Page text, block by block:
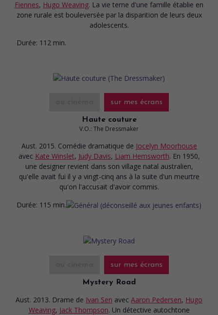
Fiennes, Hugo Weaving. La vie terne d'une famille établie en
zone rurale est bouleversée par la disparition de leurs deux
adolescents.
Durée: 112 min.
sur mes écrans
Haute couture
V.O.: The Dressmaker
Aust. 2015. Comédie dramatique de Jocelyn Moorhouse
avec Kate Winslet, Judy Davis, Liam Hemsworth. En 1950,
une designer revient dans son village natal australien,
qu'elle avait fui il y a vingt-cinq ans à la suite d'un meurtre
qu'on l'accusait d'avoir commis.
Durée: 115 min.
sur mes écrans
Mystery Road
Aust. 2013. Drame de Ivan Sen avec Aaron Pedersen, Hugo
Weaving, Jack Thompson. Un détective autochtone